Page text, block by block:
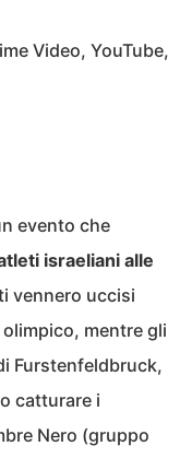
Video, YouTube,
evento che
israeliani alle
vennero uccisi
mentre gli
Furstenfeldbruck,
catturare i
Nero (gruppo